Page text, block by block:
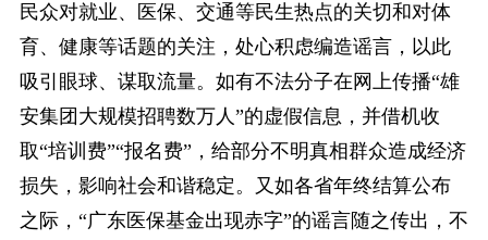
民众对就业、医保、交通等民生热点的关切和对体
育、健康等话题的关注，处心积虑编造谣言，以此
吸引眼球、谋取流量。如有不法分子在网上传播“雄
安集团大规模招聘数万人”的虚假信息，并借机收
取“培训费”“报名费”，给部分不明真相群众造成经济
损失，影响社会和谐稳定。又如各省年终结算公布
之际，“广东医保基金出现赤字”的谣言随之传出，不